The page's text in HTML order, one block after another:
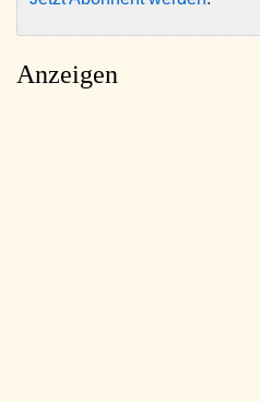
Anzeigen